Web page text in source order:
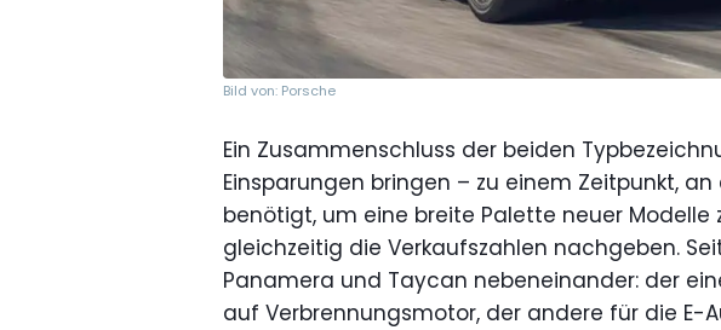
Bild von: Porsche
Ein Zusammenschluss der beiden
Einsparungen bringen – zu einem Zeitpunkt,
benötigt, um eine breite Palette neuer Modelle
gleichzeitig die Verkaufszahlen nachgeben.
Panamera und Taycan nebeneinander: der
auf Verbrennungsmotor, der andere für die E-